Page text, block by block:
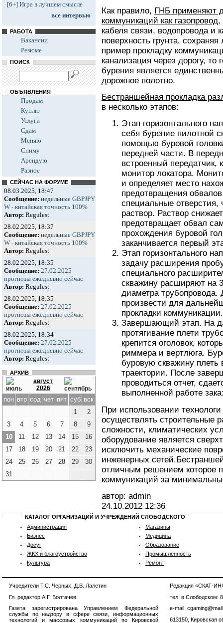
[6+] Игра в лучшем смысле
все интервью
РАБОТА
Вакансии
Резюме
ПОИСК
ОБЪЯВЛЕНИЯ
Продам
Куплю
Услуги
Сдам
Меняю
Сниму
Арендую
Разное
СЕЙЧАС НА ФОРУМЕ
08.03.2025, 18:47
Сообщение: недельные GBPJPY
W - китайская точность 100%
Автор: Regulest
28.02.2025, 18:37
Сообщение: недельные GBPJPY
W - китайская точность 100%
Автор: Regulest
28.02.2025, 18:35
Сообщение: 27.02.2025
прогнозы ежедневно сейчас
Автор: Regulest
28.02.2025, 18:35
Сообщение: 27.02.2025
прогнозы ежедневно сейчас
Автор: Regulest
28.02.2025, 18:34
Сообщение: 27.02.2025
прогнозы ежедневно сейчас
Автор: Regulest
АРХИВ
август
2026
пон втр срд чет пят суб вск
1
2
3
4 5 6 7 8
9
10
11 12 13 14 15
16
17
18 19 20 21 22
23
24
25 26 27 28 29
30
31
Как правило, ГНБ применяют
коммуникаций как газопровод,
кабеля связи, водопровода и
поверхность грунта,
пример прокладку
канализация через дорогу, то
бурения является
дорожное полотно.
Бестраншейная прокладка
в несколько этапов:
Этап горизонтального
себя бурение пилотной
помощью буровой
передней части. В
встроенный передатчик,
монитор локатора.
и определяет место
предотвращения
специальные отверстия,
раствор. Раствор
предотвращает обвал
прохождения буровой
заканчивается первый
Этап горизонтального
задачу расширения
специального
скважину расширяют на
диаметра
произвести для
прокладки коммуникации.
Завершающий этап. На
протягивание плети
крепится оголовок,
риммера и вертлюга.
буровую скважину
траектории. После
проводиться отчет,
выполненной работе
При использовании
осуществлять строительные
сложности, климатических
оборудование является
исключить механические
инженерных
отличным решением которое
коммуникаций за
автор: admin
24.10.2012 12:36
КАТАЛОГ ОРГАНИЗАЦИЙ И УЧРЕЖДЕНИЙ СЛОБОДСКОГО
Администрация
Бизнес
Досуг
ЖКХ и благоустройство
Культура
Магазины
Медицина
Образование
Промышленность
Ремонт
Учредители Т.С. Черных, Д.В. Лалетин
Гл. редактор А.Г. Болтачев
Газета зарегистрирована Управлением Федеральной
службы по надзору в сфере связи, информационных
технологий и массовых коммуникаций по Кировской
Редакция «СКАТ-
тел. в Слободском:
e-mail:
613150, Кировская